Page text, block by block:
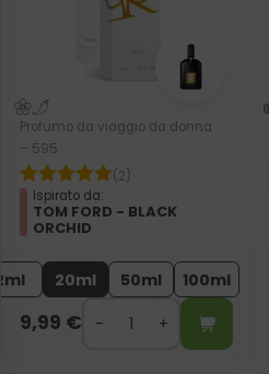
Profumo da viaggio da donna
– 595
(2)
Ispirato da:
TOM FORD - BLACK
ORCHID
20ml 50ml 100ml
9,99 €